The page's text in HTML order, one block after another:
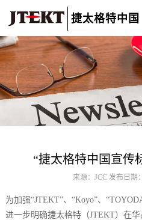
捷太格特中国
关于我们 产品介绍 新闻中
联系我们
“捷太格特中国宣传
来源：JCC 发布日期
为加强“JTEKT”、“Koyo”、
进一步明确捷太格特（JTEKT）在